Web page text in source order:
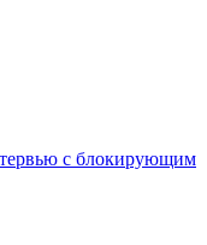
с блокирующим